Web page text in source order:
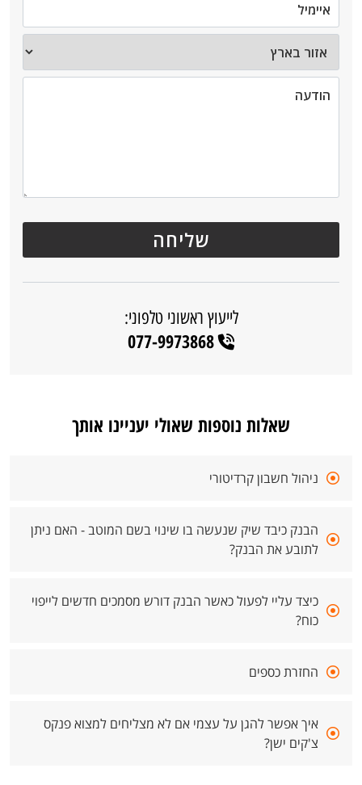
לייעוץ ראשוני טלפוני:
077-9973868
שאלות נוספות שאולי יעניינו אותך
ניהול חשבון קרדיטורי
הבנק כיבד שיק שנעשה בו שינוי בשם המוטב - האם ניתן
לתובע את הבנק?
כיצד עליי לפעול כאשר הבנק דורש מסמכים חדשים לייפוי
כוח?
החזרת כספים
איך אפשר להגן על עצמי אם לא מצליחים למצוא פנקס
צ'קים ישן?